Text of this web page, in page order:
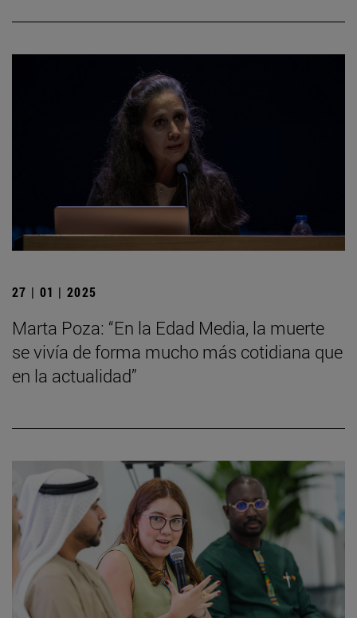
27 | 01 | 2025
Marta Poza: “En la Edad Media, la muerte
se vivía de forma mucho más cotidiana que
en la actualidad”